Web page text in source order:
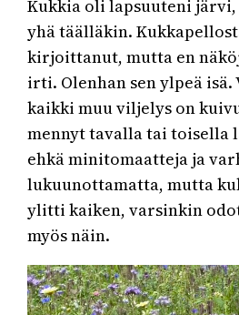
Kukkia oli lapsuuteni järvi,
yhä täälläkin.
kirjoittanut, mutta en
irti. Olenhan sen ylpeä isä.
kaikki muu viljelys on
mennyt tavalla tai toisella
ehkä minitomaatteja ja
lukuunottamatta, mutta
ylitti kaiken, varsinkin
myös näin.